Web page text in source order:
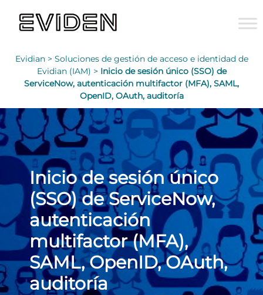
Evidian > Soluciones de gestión de acceso e identidad de
Evidian (IAM) > Inicio de sesión único (SSO) de
ServiceNow, autenticación multifactor (MFA), SAML,
OpenID, OAuth, auditoría
Inicio de sesión único
(SSO) de ServiceNow,
autenticación
multifactor (MFA),
SAML, OpenID, OAuth,
auditoría